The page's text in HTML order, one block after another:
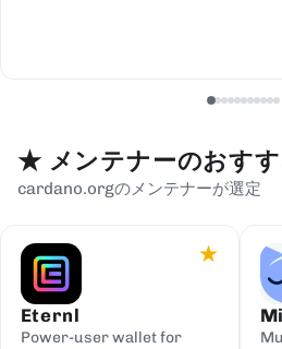
★ メンテナーのおす
cardano.orgのメンテナーが選定
★
Eternl
Power-user wallet for